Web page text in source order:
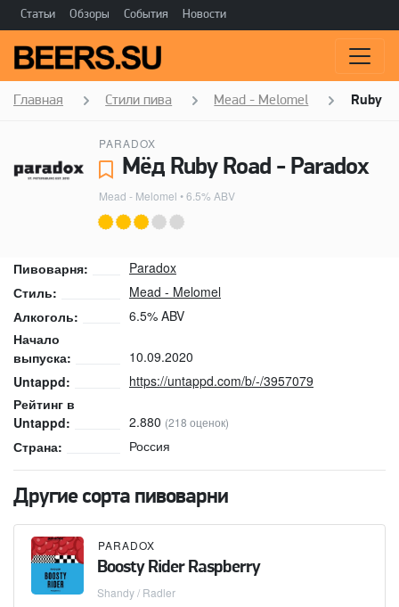
Статьи Обзоры События Новости
Главная Стили пива Mead - Melomel Ruby
PARADOX
Мёд Ruby Road - Paradox
Mead - Melomel • 6.5% ABV
Пивоварня:
Paradox
Стиль:
Mead - Melomel
Алкоголь:
6.5% ABV
Начало
выпуска:
10.09.2020
Untappd:
https://untappd.com/b/-/3957079
Рейтинг в
Untappd:
2.880 (218 оценок)
Страна: Россия
Другие сорта пивоварни
PARADOX
Boosty Rider Raspberry
Shandy / Radler